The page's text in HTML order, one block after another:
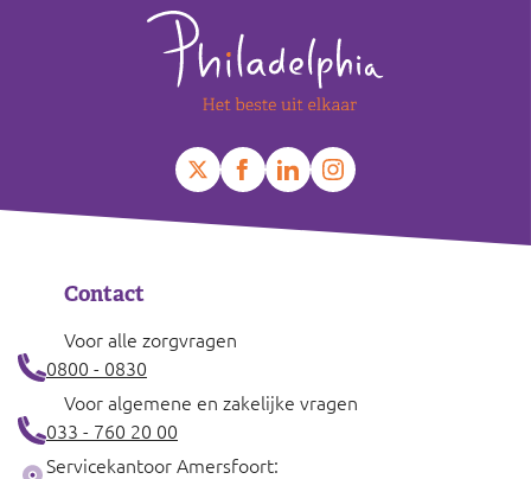
Contact
Voor alle zorgvragen
0800 - 0830
Voor algemene en zakelijke vragen
033 - 760 20 00
Servicekantoor Amersfoort: